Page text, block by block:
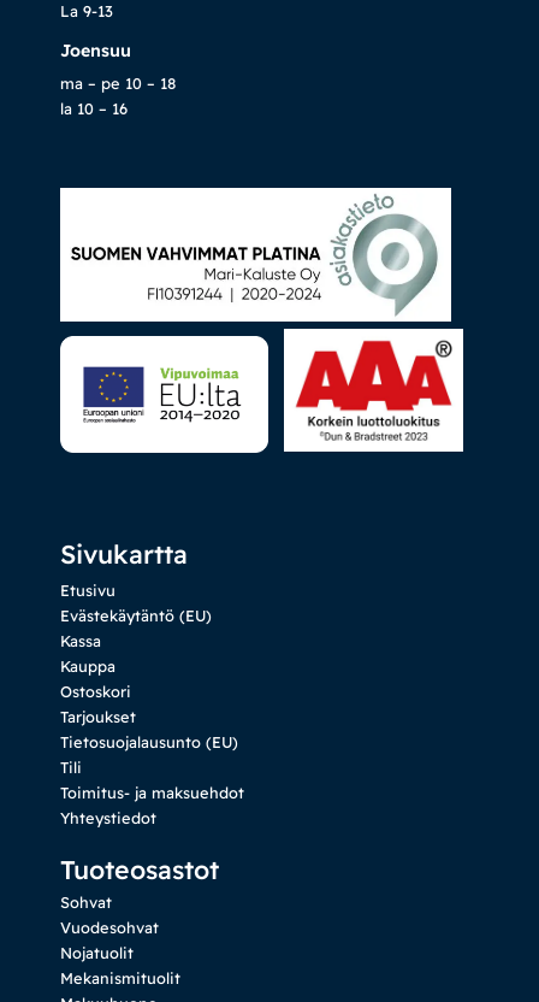
La 9-13
Joensuu
ma – pe 10 – 18
la 10 – 16
Sivukartta
Etusivu
Evästekäytäntö (EU)
Kassa
Kauppa
Ostoskori
Tarjoukset
Tietosuojalausunto (EU)
Tili
Toimitus- ja maksuehdot
Yhteystiedot
Tuoteosastot
Sohvat
Vuodesohvat
Nojatuolit
Mekanismituolit